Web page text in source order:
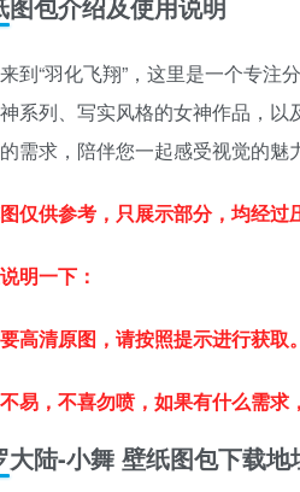
到“羽化飞翔”，这里是一个专注
系列、写实风格的女神作品，
需求，陪伴您一起感受视觉的魅
仅供参考，只展示部分，均经过
明一下：
高清原图，请按照提示进行获取。
易，不喜勿喷，如果有什么需求
大陆-小舞 壁纸图包下载地